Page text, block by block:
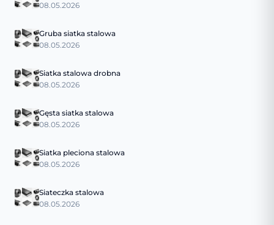
08.05.2026
Gruba siatka stalowa
08.05.2026
Siatka stalowa drobna
08.05.2026
Gęsta siatka stalowa
08.05.2026
Siatka pleciona stalowa
08.05.2026
Siateczka stalowa
08.05.2026